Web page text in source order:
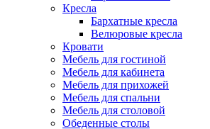
Кресла
Бархатные кресла
Велюровые кресла
Кровати
Мебель для гостиной
Мебель для кабинета
Мебель для прихожей
Мебель для спальни
Мебель для столовой
Обеденные столы